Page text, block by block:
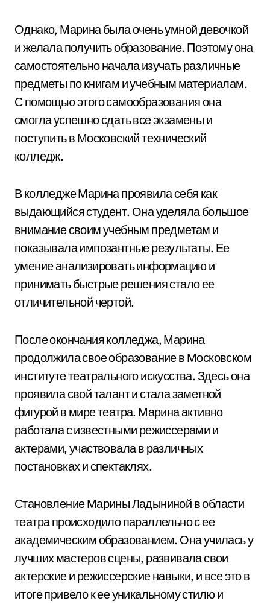
Однако, Марина была очень умной девочкой
и желала получить образование. Поэтому она
самостоятельно начала изучать различные
предметы по книгам и учебным материалам.
С помощью этого самообразования она
смогла успешно сдать все экзамены и
поступить в Московский технический
колледж.
В колледже Марина проявила себя как
выдающийся студент. Она уделяла большое
внимание своим учебным предметам и
показывала импозантные результаты. Ее
умение анализировать информацию и
принимать быстрые решения стало ее
отличительной чертой.
После окончания колледжа, Марина
продолжила свое образование в Московском
институте театрального искусства. Здесь она
проявила свой талант и стала заметной
фигурой в мире театра. Марина активно
работала с известными режиссерами и
актерами, участвовала в различных
постановках и спектаклях.
Становление Марины Ладыниной в области
театра происходило параллельно с ее
академическим образованием. Она училась у
лучших мастеров сцены, развивала свои
актерские и режиссерские навыки, и все это в
итоге привело к ее уникальному стилю и